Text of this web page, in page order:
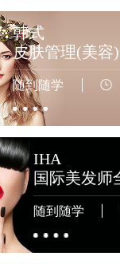
韩式
皮肤管理(美容
随到随学
IHA
国际美发师
随到随学